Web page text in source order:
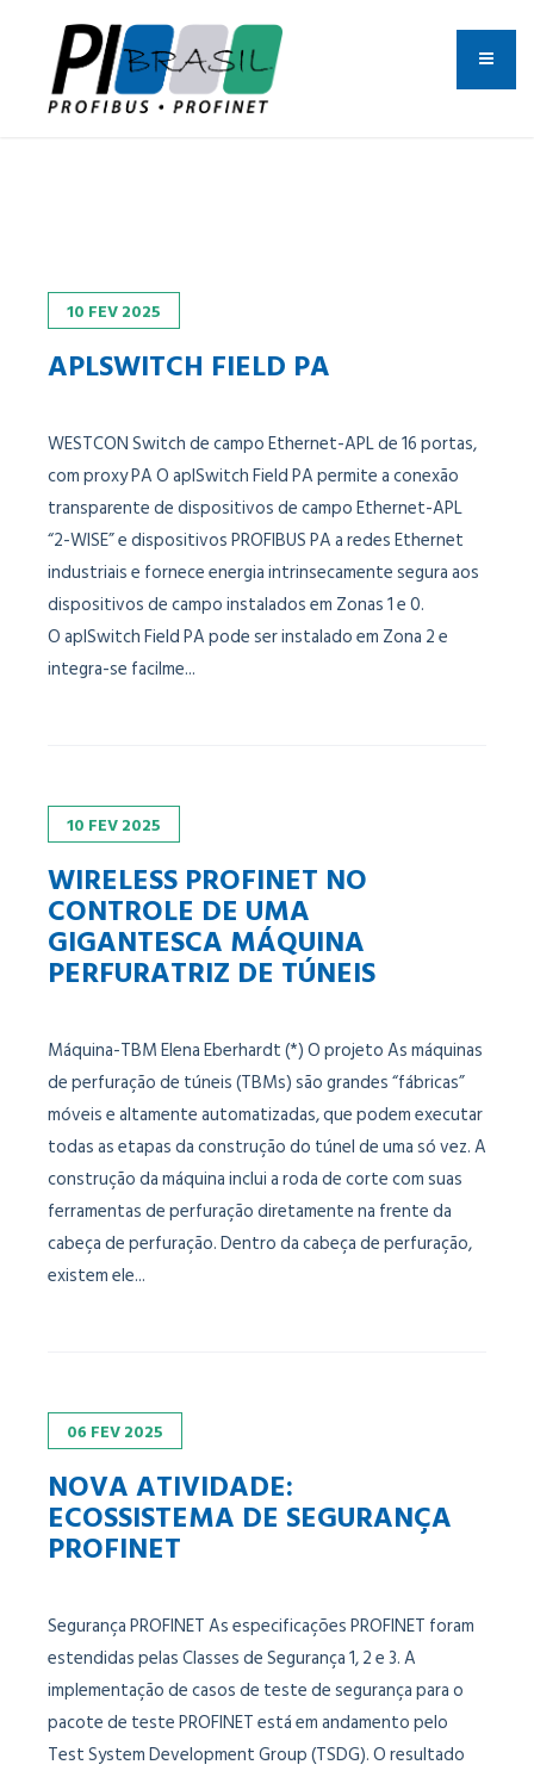
10 FEV2025
APLSWITCH FIELD PA
WESTCON Switch de campo Ethernet-APL de 16 portas,
com proxy PA O aplSwitch Field PA permite a conexão
transparente de dispositivos de campo Ethernet-APL
“2-WISE” e dispositivos PROFIBUS PA a redes Ethernet
industriais e fornece energia intrinsecamente segura aos
dispositivos de campo instalados em Zonas 1 e 0.
O aplSwitch Field PA pode ser instalado em Zona 2 e
integra-se facilme...
10 FEV2025
WIRELESS PROFINET NO
CONTROLE DE UMA
GIGANTESCA MÁQUINA
PERFURATRIZ DE TÚNEIS
Máquina-TBM Elena Eberhardt (*) O projeto As máquinas
de perfuração de túneis (TBMs) são grandes “fábricas”
móveis e altamente automatizadas, que podem executar
todas as etapas da construção do túnel de uma só vez. A
construção da máquina inclui a roda de corte com suas
ferramentas de perfuração diretamente na frente da
cabeça de perfuração. Dentro da cabeça de perfuração,
existem ele...
06 FEV2025
NOVA ATIVIDADE:
ECOSSISTEMA DE SEGURANÇA
PROFINET
Segurança PROFINET As especificações PROFINET foram
estendidas pelas Classes de Segurança 1, 2 e 3. A
implementação de casos de teste de segurança para o
pacote de teste PROFINET está em andamento pelo
Test System Development Group (TSDG). O resultado